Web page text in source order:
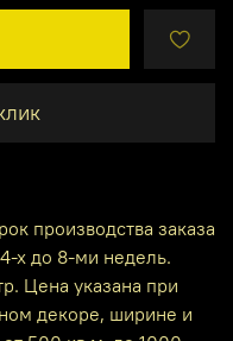
производства заказа
х до 8-ми недель.
Цена указана при
декоре, ширине и